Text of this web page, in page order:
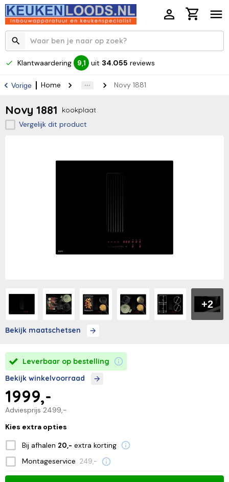
Klantwaardering 9,1 uit 34.055 reviews
Vorige Home Novy 1881
Novy 1881
kookplaat
Vergelijk dit product
+2
Bekijk maatschetsen
Leverbaar op bestelling
Bekijk winkelvoorraad
Adviesprijs 2499,-
1999,-
Kies extra opties
Bij afhalen 20,- extra korting
Montageservice 249,-